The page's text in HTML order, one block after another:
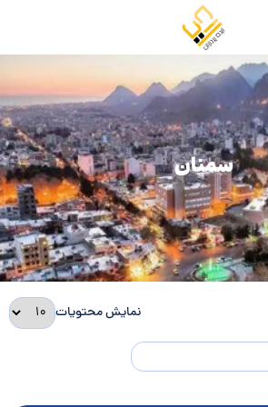
سمنان
نمایش محتویات